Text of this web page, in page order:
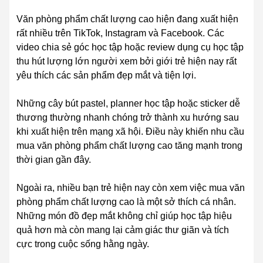
Văn phòng phẩm chất lượng cao hiện đang xuất hiện
rất nhiều trên TikTok, Instagram và Facebook. Các
video chia sẻ góc học tập hoặc review dụng cụ học tập
thu hút lượng lớn người xem bởi giới trẻ hiện nay rất
yêu thích các sản phẩm đẹp mắt và tiện lợi.
Những cây bút pastel, planner học tập hoặc sticker dễ
thương thường nhanh chóng trở thành xu hướng sau
khi xuất hiện trên mạng xã hội. Điều này khiến nhu cầu
mua văn phòng phẩm chất lượng cao tăng mạnh trong
thời gian gần đây.
Ngoài ra, nhiều bạn trẻ hiện nay còn xem việc mua văn
phòng phẩm chất lượng cao là một sở thích cá nhân.
Những món đồ đẹp mắt không chỉ giúp học tập hiệu
quả hơn mà còn mang lại cảm giác thư giãn và tích
cực trong cuộc sống hằng ngày.